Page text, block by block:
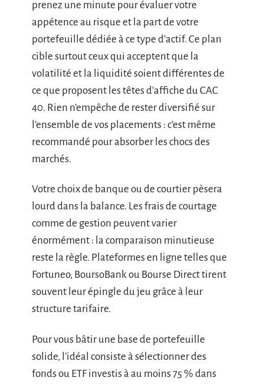
prenez une minute pour évaluer votre
appétence au risque et la part de votre
portefeuille dédiée à ce type d’actif. Ce plan
cible surtout ceux qui acceptent que la
volatilité et la liquidité soient différentes de
ce que proposent les têtes d’affiche du CAC
40. Rien n’empêche de rester diversifié sur
l’ensemble de vos placements : c’est même
recommandé pour absorber les chocs des
marchés.
Votre choix de banque ou de courtier pèsera
lourd dans la balance. Les frais de courtage
comme de gestion peuvent varier
énormément : la comparaison minutieuse
reste la règle. Plateformes en ligne telles que
Fortuneo, BoursoBank ou Bourse Direct tirent
souvent leur épingle du jeu grâce à leur
structure tarifaire.
Pour vous bâtir une base de portefeuille
solide, l’idéal consiste à sélectionner des
fonds ou ETF investis à au moins 75 % dans